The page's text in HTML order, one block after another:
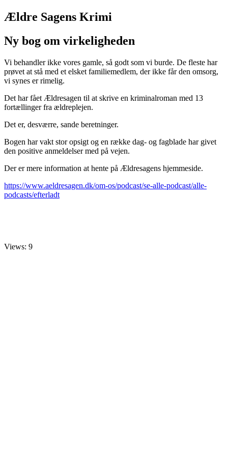
Ældre Sagens Krimi
Ny bog om virkeligheden
Vi behandler ikke vores gamle, så godt som vi burde. De fleste har
prøvet at stå med et elsket familiemedlem, der ikke får den omsorg,
vi synes er rimelig.
Det har fået Ældresagen til at skrive en kriminalroman med 13
fortællinger fra ældreplejen.
Det er, desværre, sande beretninger.
Bogen har vakt stor opsigt og en række dag- og fagblade har givet
den positive anmeldelser med på vejen.
Der er mere information at hente på Ældresagens hjemmeside.
https://www.aeldresagen.dk/om-os/podcast/se-alle-podcast/alle-
podcasts/efterladt
Views: 9